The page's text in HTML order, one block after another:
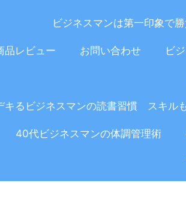
ビジネスマンは第一印象で勝
品レビュー お問い合わせ ビ
キるビジネスマンの読書習慣 スキル
40代ビジネスマンの体調管理術